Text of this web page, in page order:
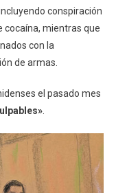
conspiración
mientras que
con la
de armas.
el pasado mes
.